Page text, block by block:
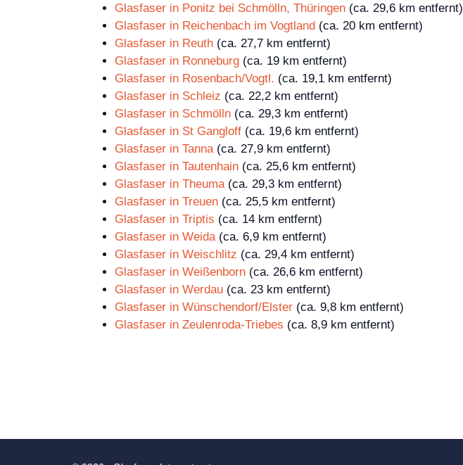
Glasfaser in Ponitz bei Schmölln, Thüringen (ca. 29,6 km entfernt)
Glasfaser in Reichenbach im Vogtland (ca. 20 km entfernt)
Glasfaser in Reuth (ca. 27,7 km entfernt)
Glasfaser in Ronneburg (ca. 19 km entfernt)
Glasfaser in Rosenbach/Vogtl. (ca. 19,1 km entfernt)
Glasfaser in Schleiz (ca. 22,2 km entfernt)
Glasfaser in Schmölln (ca. 29,3 km entfernt)
Glasfaser in St Gangloff (ca. 19,6 km entfernt)
Glasfaser in Tanna (ca. 27,9 km entfernt)
Glasfaser in Tautenhain (ca. 25,6 km entfernt)
Glasfaser in Theuma (ca. 29,3 km entfernt)
Glasfaser in Treuen (ca. 25,5 km entfernt)
Glasfaser in Triptis (ca. 14 km entfernt)
Glasfaser in Weida (ca. 6,9 km entfernt)
Glasfaser in Weischlitz (ca. 29,4 km entfernt)
Glasfaser in Weißenborn (ca. 26,6 km entfernt)
Glasfaser in Werdau (ca. 23 km entfernt)
Glasfaser in Wünschendorf/Elster (ca. 9,8 km entfernt)
Glasfaser in Zeulenroda-Triebes (ca. 8,9 km entfernt)